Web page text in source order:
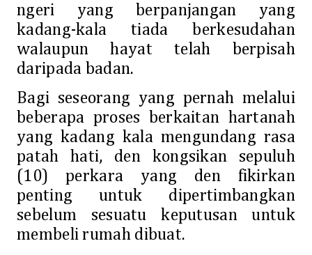
ngeri yang berpanjangan yang
kadang-kala tiada berkesudahan
walaupun hayat telah berpisah
daripada badan.
Bagi seseorang yang pernah melalui
beberapa proses berkaitan hartanah
yang kadang kala mengundang rasa
patah hati, den kongsikan sepuluh
(10) perkara yang den fikirkan
penting untuk dipertimbangkan
sebelum sesuatu keputusan untuk
membeli rumah dibuat.